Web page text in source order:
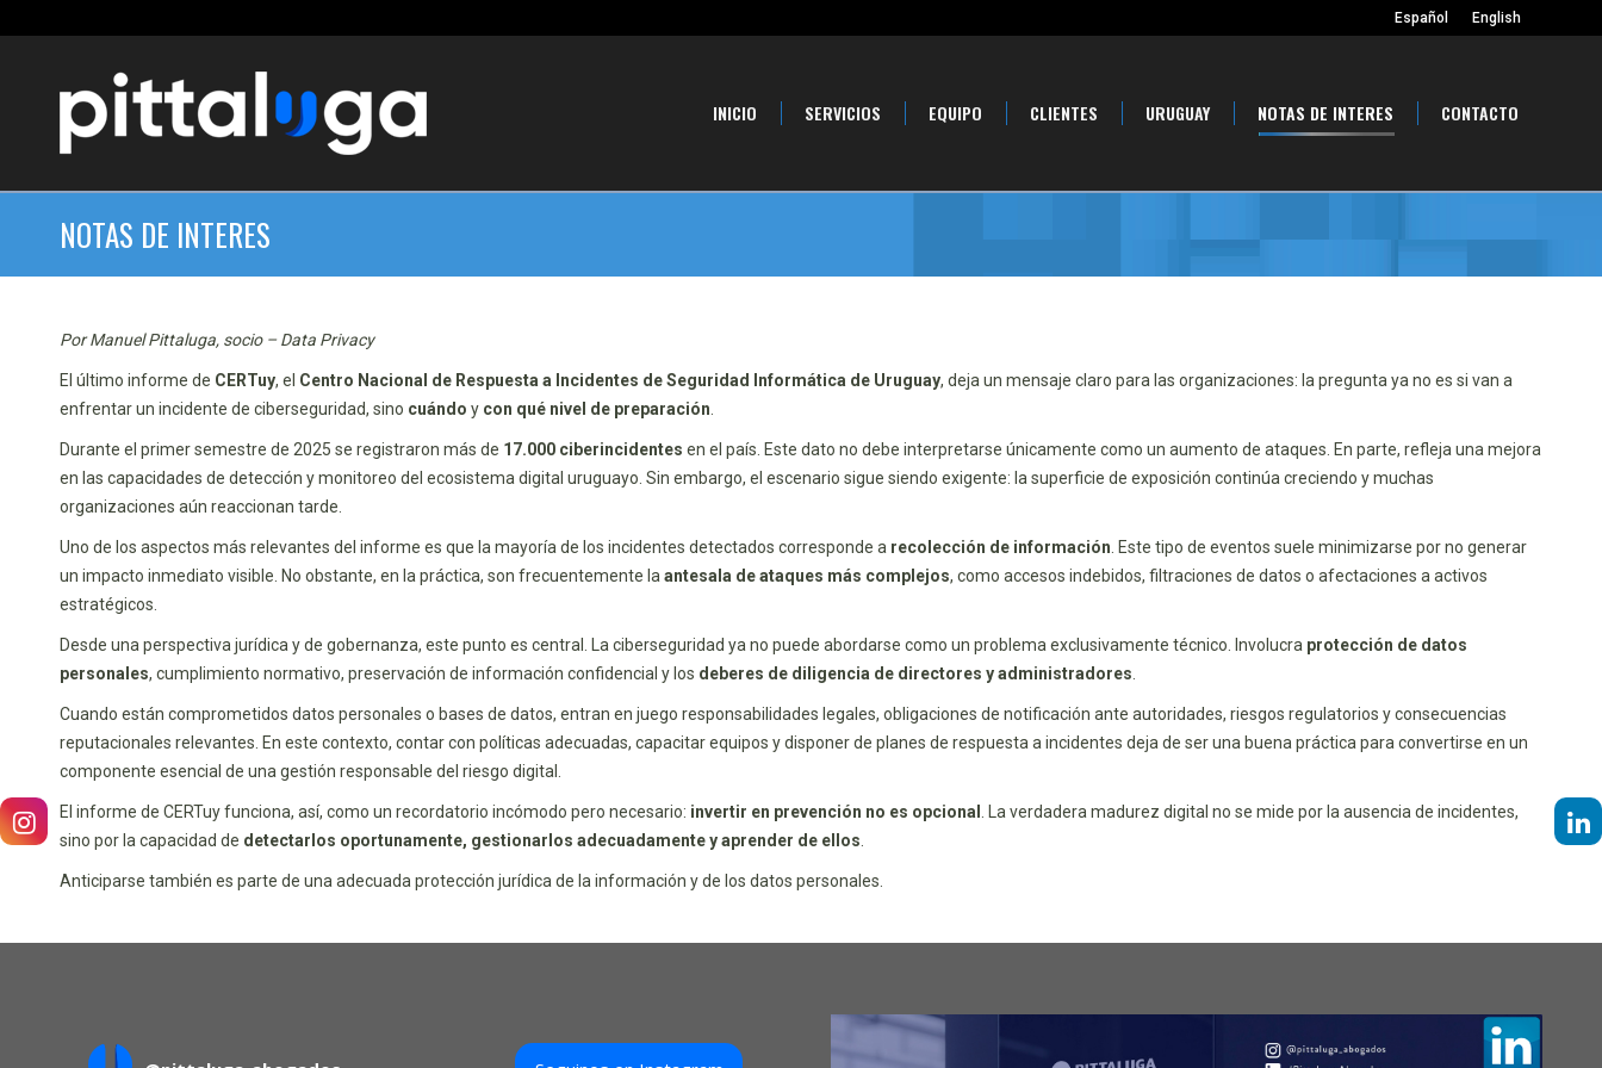
Español English
INICIO SERVICIOS EQUIPO CLIENTES URUGUAY NOTAS DE INTERES CONTACTO
NOTAS DE INTERES
Por Manuel Pittaluga, socio – Data Privacy
El último informe de CERTuy, el Centro Nacional de Respuesta a Incidentes de Seguridad Informática de Uruguay, deja un mensaje claro para las organizaciones: la pregunta ya no es si van a
enfrentar un incidente de ciberseguridad, sino cuándo y con qué nivel de preparación
Durante el primer semestre de 2025 se registraron más de 17.000 ciberincidentes en el país. Este dato no debe interpretarse únicamente como un aumento de ataques. En parte, refleja una mejora
en las capacidades de detección y monitoreo del ecosistema digital uruguayo. Sin embargo, el escenario sigue siendo exigente: la superficie de exposición continúa creciendo y muchas
organizaciones aún reaccionan tarde.
Uno de los aspectos más relevantes del informe es que la mayoría de los incidentes detectados corresponde a recolección de información . Este tipo de eventos suele minimizarse por no generar
un impacto inmediato visible. No obstante, en la práctica, son frecuentemente la antesala de ataques más complejos, como accesos indebidos, filtraciones de datos o afectaciones a activos
estratégicos.
Desde una perspectiva jurídica y de gobernanza, este punto es central. La ciberseguridad ya no puede abordarse como un problema exclusivamente técnico. Involucra protección de datos
personales, cumplimiento normativo, preservación de información confidencial y los deberes de diligencia de directores y administradores
Cuando están comprometidos datos personales o bases de datos, entran en juego responsabilidades legales, obligaciones de notificación ante autoridades, riesgos regulatorios y consecuencias
reputacionales relevantes. En este contexto, contar con políticas adecuadas, capacitar equipos y disponer de planes de respuesta a incidentes deja de ser una buena práctica para convertirse en un
componente esencial de una gestión responsable del riesgo digital.
El informe de CERTuy funciona, así, como un recordatorio incómodo pero necesario: invertir en prevención no es opcional
. La verdadera madurez digital no se mide por la ausencia de incidentes,
sino por la capacidad de detectarlos oportunamente, gestionarlos adecuadamente y aprender de ellos
Anticiparse también es parte de una adecuada protección jurídica de la información y de los datos personales.